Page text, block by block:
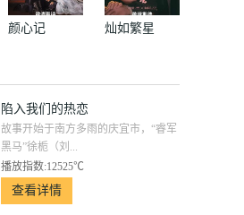
颜心记 灿如繁星
陷入我们的热恋
故事开始于南方多雨的庆宜市，“睿军
黑马”徐栀（刘...
播放指数:12525℃
查看详情